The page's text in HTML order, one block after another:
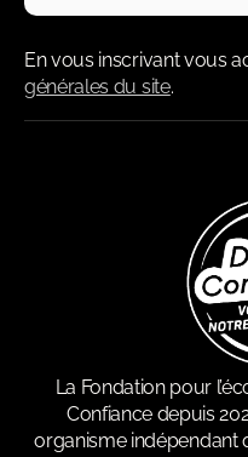
En vous inscrivant vous
générales du site.
La Fondation pour
Confiance depuis
organisme indépendant